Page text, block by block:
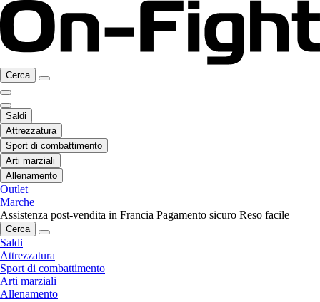
Cerca
Saldi
Attrezzatura
Sport di combattimento
Arti marziali
Allenamento
Outlet
Marche
Assistenza post-vendita in Francia Pagamento sicuro Reso facile
Cerca
Saldi
Attrezzatura
Sport di combattimento
Arti marziali
Allenamento